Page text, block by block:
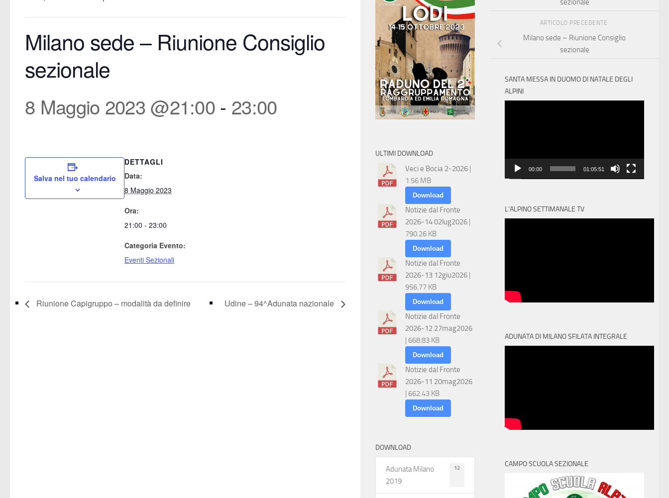
Milano sede – Riunione Consiglio
sezionale
8 Maggio 2023 @21:00 - 23:00
Salva nel tuo calendario
DETTAGLI
Data:
8 Maggio 2023
Ora:
21:00 - 23:00
Categoria Evento:
Eventi Sezionali
Riunione Capigruppo – modalità da definire Udine – 94^Adunata nazionale
sezionale
ARTICOLO PRECEDENTE
Milano sede – Riunione Consiglio
sezionale
SANTA MESSA IN DUOMO DI NATALE DEGLI
ALPINI
00:00 01:05:51
L’ALPINO SETTIMANALE TV
ADUNATA DI MILANO SFILATA INTEGRALE
CAMPO SCUOLA SEZIONALE
ULTIMI DOWNLOAD
Veci e Bocia 2-2026 |
1.56 MB
Download
Notizie dal Fronte
2026-14 02lug2026 |
790.26 KB
Download
Notizie dal Fronte
2026-13 12giu2026 |
956.77 KB
Download
Notizie dal Fronte
2026-12 27mag2026
| 668.83 KB
Download
Notizie dal Fronte
2026-11 20mag2026
| 662.43 KB
Download
DOWNLOAD
Adunata Milano
2019
12